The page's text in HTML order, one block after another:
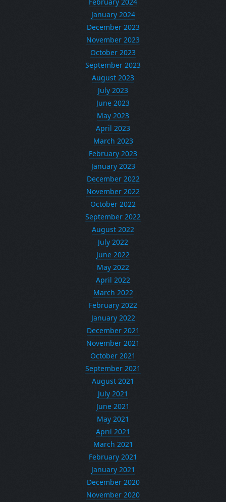
January 2024
December 2023
November 2023
October 2023
September 2023
August 2023
July 2023
June 2023
May 2023
April 2023
March 2023
February 2023
January 2023
December 2022
November 2022
October 2022
September 2022
August 2022
July 2022
June 2022
May 2022
April 2022
March 2022
February 2022
January 2022
December 2021
November 2021
October 2021
September 2021
August 2021
July 2021
June 2021
May 2021
April 2021
March 2021
February 2021
January 2021
December 2020
November 2020